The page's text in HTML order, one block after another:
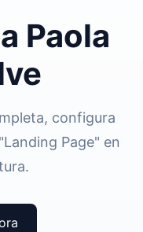
Paola
configura
Page" en